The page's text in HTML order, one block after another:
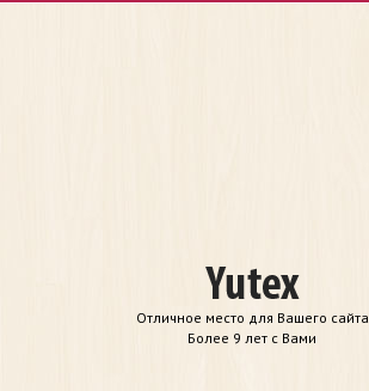
Отличное место для Вашего сайта
Более 9 лет с Вами